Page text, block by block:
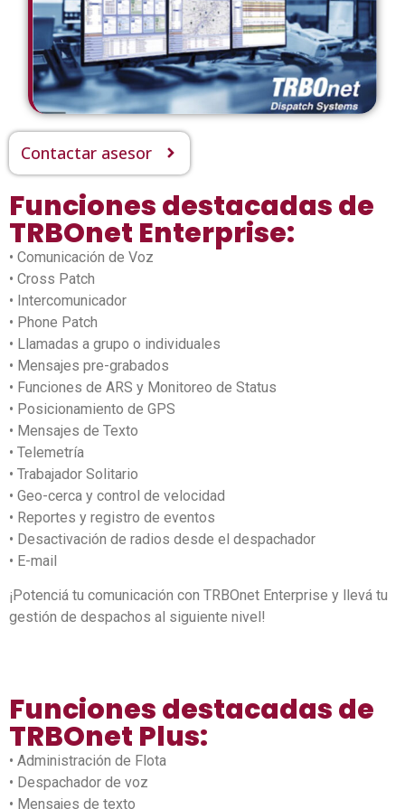
Contactar asesor
Funciones destacadas de
TRBOnet Enterprise:
• Comunicación de Voz
• Cross Patch
• Intercomunicador
• Phone Patch
• Llamadas a grupo o individuales
• Mensajes pre-grabados
• Funciones de ARS y Monitoreo de Status
• Posicionamiento de GPS
• Mensajes de Texto
• Telemetría
• Trabajador Solitario
• Geo-cerca y control de velocidad
• Reportes y registro de eventos
• Desactivación de radios desde el despachador
• E-mail
¡Potenciá tu comunicación con TRBOnet Enterprise y llevá tu
gestión de despachos al siguiente nivel!
Funciones destacadas de
TRBOnet Plus:
• Administración de Flota
• Despachador de voz
• Mensajes de texto